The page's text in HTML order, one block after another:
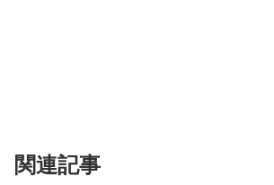
関連記事